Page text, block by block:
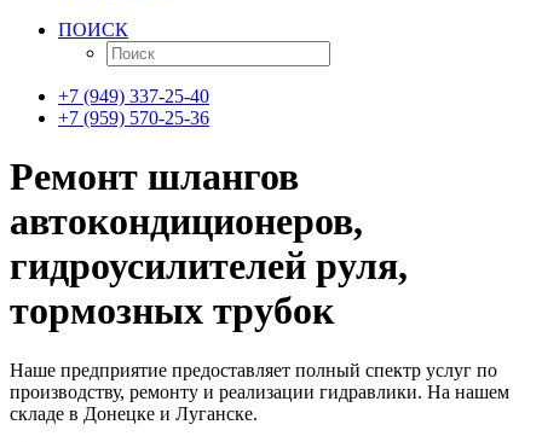
ПОИСК
+7 (949) 337-25-40
+7 (959) 570-25-36
Ремонт шлангов
автокондиционеров,
гидроусилителей руля,
тормозных трубок
Наше предприятие предоставляет полный спектр услуг по
производству, ремонту и реализации гидравлики. На нашем
складе в Донецке и Луганске.